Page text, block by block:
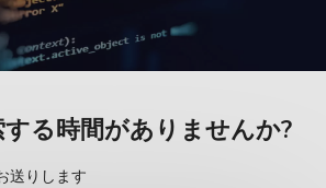
る時間がありませんか?
送りします